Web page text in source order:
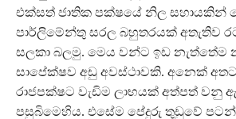
එක්සත් ජාතික පක්ෂයේ නිල සහායකින්
පාර්ලිමේන්තු සරල බහුතරයක් අතැතිව
සලකා බලමු. මෙය වන්ට ඉඩ නැත්තේම
සාපේක්ෂව අඩු අවස්ථාවකි. අනෙක්
රාජපක්ෂට වැඩිම ලාභයක් අත්පත් වනු
පසුබිමෙහිය. එසේම පේදුරු තුඩුවේ පටන්